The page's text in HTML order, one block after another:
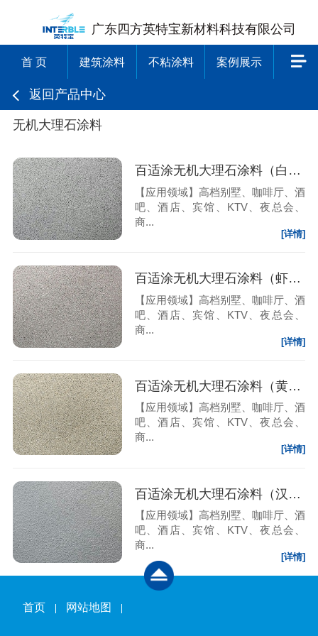
广东四方英特宝新材料科技有限公司
首 页 建筑涂料 不粘涂料 案例展示
返回产品中心
无机大理石涂料
百适涂无机大理石涂料（白麻石）
【应用领域】高档别墅、咖啡厅、酒
吧、酒店、宾馆、KTV、夜总会、
商...
[详情]
百适涂无机大理石涂料（虾红）
【应用领域】高档别墅、咖啡厅、酒
吧、酒店、宾馆、KTV、夜总会、
商...
[详情]
百适涂无机大理石涂料（黄锈石）
【应用领域】高档别墅、咖啡厅、酒
吧、酒店、宾馆、KTV、夜总会、
商...
[详情]
百适涂无机大理石涂料（汉白玉石）
【应用领域】高档别墅、咖啡厅、酒
吧、酒店、宾馆、KTV、夜总会、
商...
[详情]
首页 网站地图